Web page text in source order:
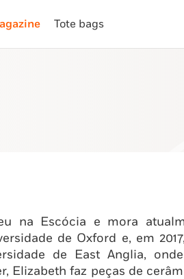
Tote bags
na Escócia e mora
de Oxford e, em
de East Anglia,
Elizabeth faz peças de